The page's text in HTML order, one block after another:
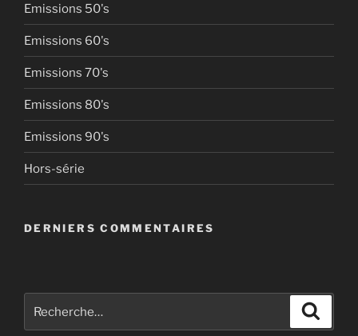
Emissions 50's
Emissions 60's
Emissions 70's
Emissions 80's
Emissions 90's
Hors-série
DERNIERS COMMENTAIRES
pour